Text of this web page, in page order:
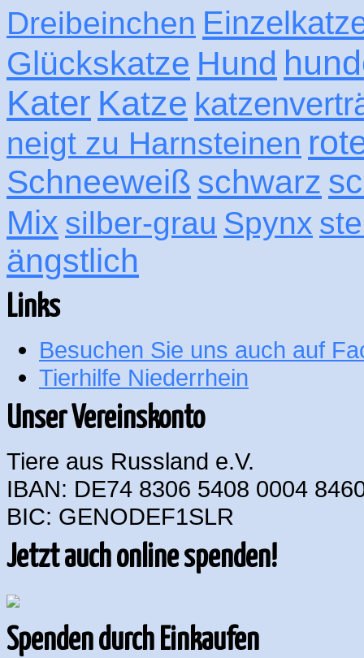
Dreibeinchen
Glückskatze Hund
Kater Katze
neigt zu Harnsteinen
Schneeweiß schwarz
Mix silber-grau Spynx
ängstlich
Links
Besuchen Sie uns auch auf
Tierhilfe Niederrhein
Unser Vereinskonto
Tiere aus Russland e.V.
IBAN: DE74 8306 5408 0004
BIC: GENODEF1SLR
Jetzt auch online spenden!
Spenden durch Einkaufen